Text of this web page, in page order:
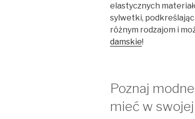
elastycznych
sylwetki,
różnym rodzajom i
damskie!
Poznaj
mieć w